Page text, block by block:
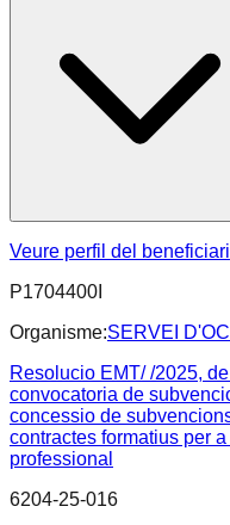
Veure perfil del beneficiari
P1704400I
Organisme:SERVEI
Resolucio EMT/ /2025,
convocatoria de
concessio de
contractes formatius per
professional
6204-25-016